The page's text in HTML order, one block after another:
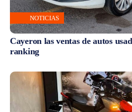
NOTICIAS
Cayeron las ventas de autos
ranking